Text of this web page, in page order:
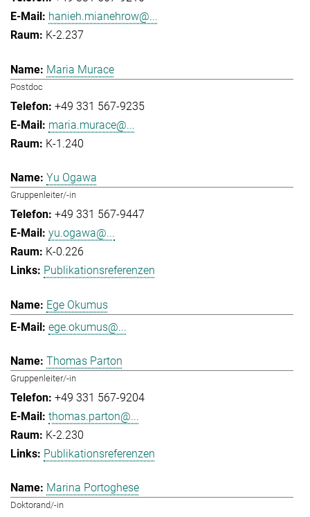
hanieh.mianehrow@...
K-2.237
Maria Murace
Postdoc
+49 331 567-9235
maria.murace@...
K-1.240
Yu Ogawa
Gruppenleiter/-in
+49 331 567-9447
yu.ogawa@...
K-0.226
Publikationsreferenzen
Ege Okumus
ege.okumus@...
Thomas Parton
Gruppenleiter/-in
+49 331 567-9204
thomas.parton@...
K-2.230
Publikationsreferenzen
Marina Portoghese
Doktorand/-in